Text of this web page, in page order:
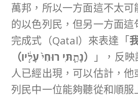
萬邦，所以一方面這不太
的以色列民，但另一方面
完成式（Qatal）來表達「
（נָתַ֤תִּי רוּחִי֙ עָלָ֔יו）
」，反
人已經出現，可以估計，
列民中一位能夠聽從和順